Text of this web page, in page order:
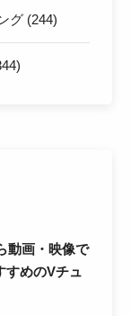
グ (244)
動画・映像で
すめのVチュ